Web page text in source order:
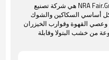
Greenwood (Dalian) في NRA Fair.Greenwood هي شركة تصنيع
أساسي السكاكين والشوك
القهوة وقوارب الخيزران
من خشب البتولا وقابلة